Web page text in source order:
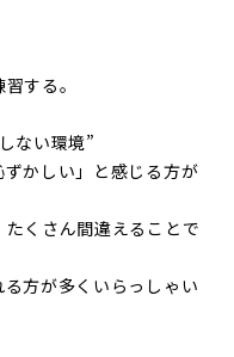
する。
ない環境”
かしい」と感じる方が
くさん間違えることで
方が多くいらっしゃい